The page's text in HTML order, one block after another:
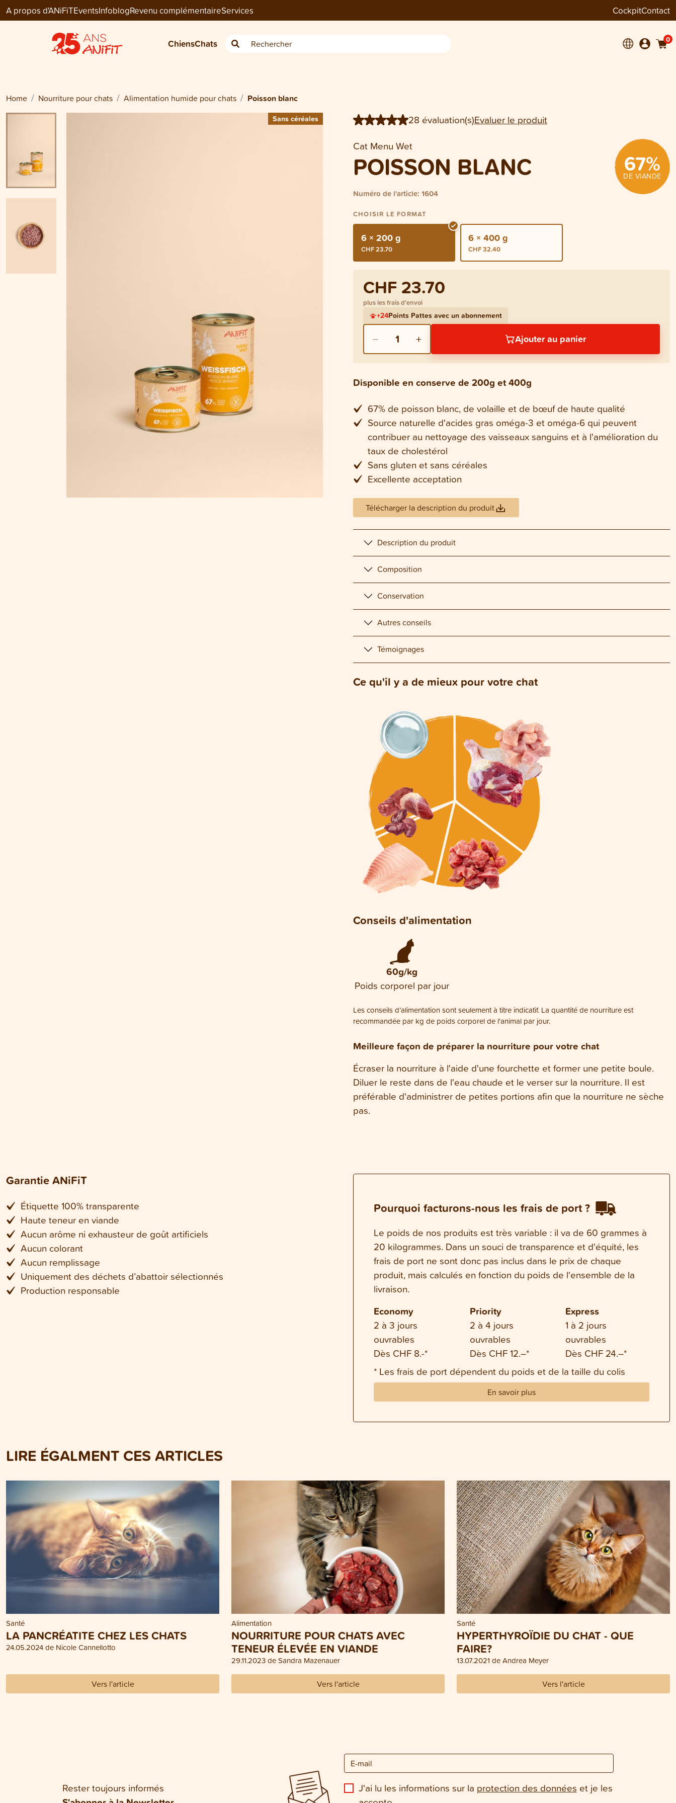
A propos d'ANiFiTEventsInfoblogRevenu complémentaireServices CockpitContact
ChiensChats 0
Cat Menu Wet
POISSON BLANC
CHF 23.70
6 × 200 g 6 × 400 g
Home Nourriture pour chats Alimentation humide pour chats Poisson blanc
Sans céréales
Sans céréales 28 évaluation(s)Evaluer le produit
Cat Menu Wet
POISSON BLANC
Numéro de l'article: 1604
67%
DE VIANDE
CHOISIR LE FORMAT
6 × 200 g
CHF 23.70
6 × 400 g
CHF 32.40
CHF 23.70
plus les frais d'envoi
+24Points Pattes avec un abonnement
− 1 + Ajouter au panier
Disponible en conserve de 200g et 400g
67% de poisson blanc, de volaille et de bœuf de haute qualité
Source naturelle d'acides gras oméga-3 et oméga-6 qui peuvent
contribuer au nettoyage des vaisseaux sanguins et à l'amélioration du
taux de cholestérol
Sans gluten et sans céréales
Excellente acceptation
Télécharger la description du produit
Description du produit
Composition
Conservation
Autres conseils
Témoignages
Ce qu'il y a de mieux pour votre chat
Conseils d'alimentation
60g/kg
Poids corporel par jour
Les conseils d’alimentation sont seulement à titre indicatif. La quantité de nourriture est
recommandée par kg de poids corporel de l'animal par jour.
Meilleure façon de préparer la nourriture pour votre chat
Écraser la nourriture à l'aide d'une fourchette et former une petite boule.
Diluer le reste dans de l'eau chaude et le verser sur la nourriture. Il est
préférable d'administrer de petites portions afin que la nourriture ne sèche
pas.
Garantie ANiFiT
Étiquette 100% transparente
Haute teneur en viande
Aucun arôme ni exhausteur de goût artificiels
Aucun colorant
Aucun remplissage
Uniquement des déchets d’abattoir sélectionnés
Production responsable
Pourquoi facturons-nous les frais de port ?
Le poids de nos produits est très variable : il va de 60 grammes à
20 kilogrammes. Dans un souci de transparence et d'équité, les
frais de port ne sont donc pas inclus dans le prix de chaque
produit, mais calculés en fonction du poids de l'ensemble de la
livraison.
Economy
2 à 3 jours
ouvrables
Dès CHF 8.-*
Priority
2 à 4 jours
ouvrables
Dès CHF 12.–*
Express
1 à 2 jours
ouvrables
Dès CHF 24.–*
* Les frais de port dépendent du poids et de la taille du colis
En savoir plus
LIRE ÉGALMENT CES ARTICLES
Santé
LA PANCRÉATITE CHEZ LES CHATS
24.05.2024 de Nicole Cannellotto
Vers l'article
Alimentation
NOURRITURE POUR CHATS AVEC
TENEUR ÉLEVÉE EN VIANDE
29.11.2023 de Sandra Mazenauer
Vers l'article
Santé
HYPERTHYROÏDIE DU CHAT - QUE
FAIRE?
13.07.2021 de Andrea Meyer
Vers l'article
Rester toujours informés J'ai lu les informations sur la protection des données et je les